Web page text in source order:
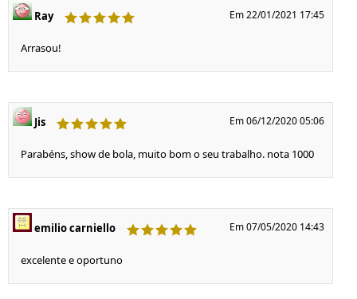
Ray Em 22/01/2021 17:45
Arrasou!
Jis Em 06/12/2020 05:06
Parabéns, show de bola, muito bom o seu trabalho. nota 1000
emilio carniello Em 07/05/2020 14:43
excelente e oportuno